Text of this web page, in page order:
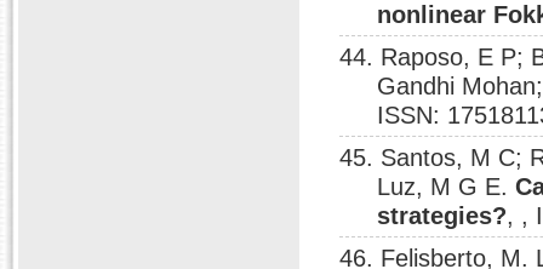
nonlinear
44. Raposo, E P;
Gandhi
ISSN:
45. Santos, M C;
Luz, M G E.
strategies?, ,
46. Felisberto, M.